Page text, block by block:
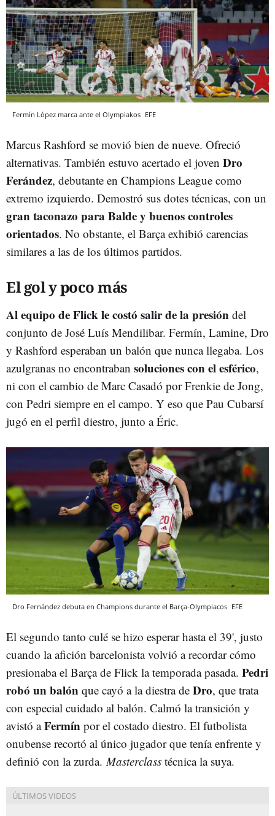
Fermín López marca ante el Olympiakos EFE
Marcus Rashford se movió bien de nueve. Ofreció
alternativas. También estuvo acertado el joven Dro
Ferández, debutante en Champions League como
extremo izquierdo. Demostró sus dotes técnicas, con un
gran taconazo para Balde y buenos controles
orientados. No obstante, el Barça exhibió carencias
similares a las de los últimos partidos.
El gol y poco más
Al equipo de Flick le costó salir de la presión del
conjunto de José Luís Mendilibar. Fermín, Lamine, Dro
y Rashford esperaban un balón que nunca llegaba. Los
azulgranas no encontraban soluciones con el esférico,
ni con el cambio de Marc Casadó por Frenkie de Jong,
con Pedri siempre en el campo. Y eso que Pau Cubarsí
jugó en el perfil diestro, junto a Éric.
Dro Fernández debuta en Champions durante el Barça-Olympiacos EFE
El segundo tanto culé se hizo esperar hasta el 39', justo
cuando la afición barcelonista volvió a recordar cómo
presionaba el Barça de Flick la temporada pasada. Pedri
robó un balón que cayó a la diestra de Dro, que trata
con especial cuidado al balón. Calmó la transición y
avistó aFermín por el costado diestro. El futbolista
onubense recortó al único jugador que tenía enfrente y
definió con la zurda.Masterclass técnica la suya.